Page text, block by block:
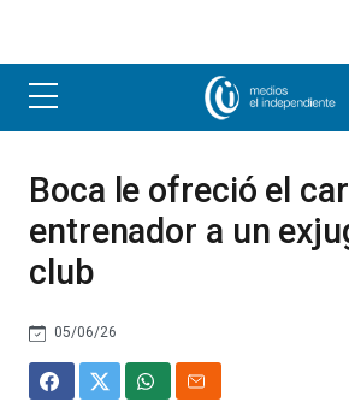
Boca le ofreció el
entrenador a un
club
05/06/26